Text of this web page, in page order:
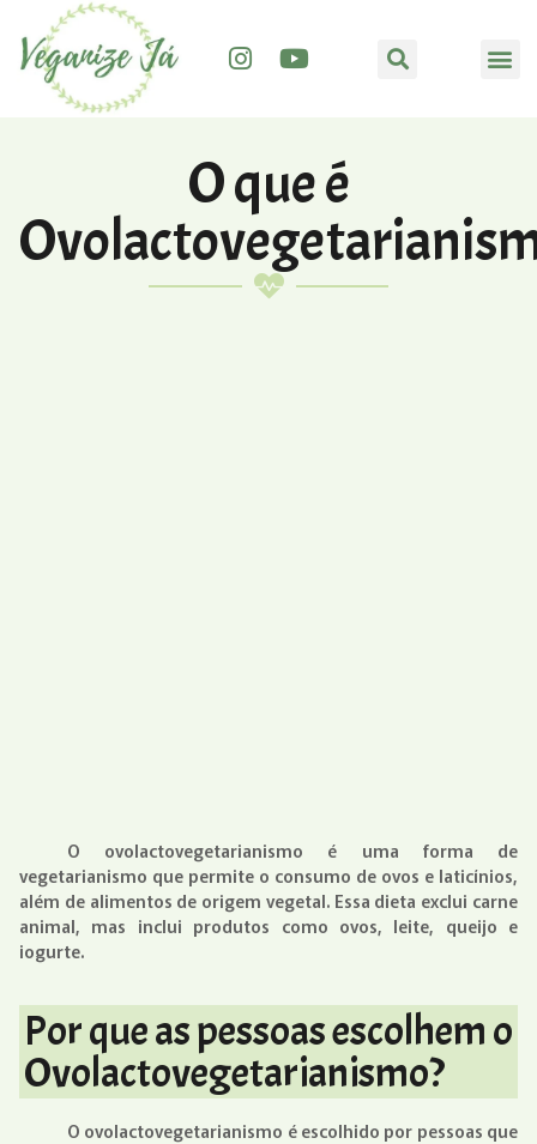
O que é
O ovolactovegetarianismo é uma forma de
vegetarianismo que permite o consumo de ovos e laticínios,
além de alimentos de origem vegetal. Essa dieta exclui carne
animal, mas inclui produtos como ovos, leite, queijo e
iogurte.
Por que as pessoas escolhem o
Ovolactovegetarianismo?
O ovolactovegetarianismo é escolhido por pessoas que